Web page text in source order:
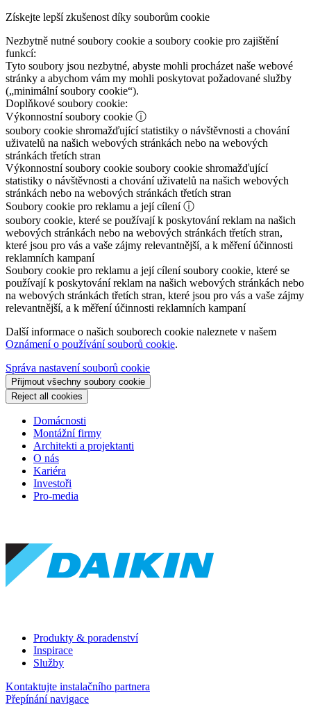
Získejte lepší zkušenost díky souborům cookie
Nezbytně nutné soubory cookie a soubory cookie pro zajištění
funkcí:
Tyto soubory jsou nezbytné, abyste mohli procházet naše webové
stránky a abychom vám my mohli poskytovat požadované služby
(„minimální soubory cookie“).
Doplňkové soubory cookie:
Výkonnostní soubory cookie ⓘ
soubory cookie shromažďující statistiky o návštěvnosti a chování
uživatelů na našich webových stránkách nebo na webových
stránkách třetích stran
Výkonnostní soubory cookie soubory cookie shromažďující
statistiky o návštěvnosti a chování uživatelů na našich webových
stránkách nebo na webových stránkách třetích stran
Soubory cookie pro reklamu a její cílení ⓘ
soubory cookie, které se používají k poskytování reklam na našich
webových stránkách nebo na webových stránkách třetích stran,
které jsou pro vás a vaše zájmy relevantnější, a k měření účinnosti
reklamních kampaní
Soubory cookie pro reklamu a její cílenísoubory cookie, které se
používají k poskytování reklam na našich webových stránkách nebo
na webových stránkách třetích stran, které jsou pro vás a vaše zájmy
relevantnější, a k měření účinnosti reklamních kampaní
Další informace o našich souborech cookie naleznete v našem
Oznámení o používání souborů cookie.
Správa nastavení souborů cookie
Přijmout všechny soubory cookie
Reject all cookies
Domácnosti
Montážní firmy
Architekti a projektanti
O nás
Kariéra
Investoři
Pro-media
Produkty & poradenství
Inspirace
Služby
Kontaktujte instalačního partnera
Přepínání navigace